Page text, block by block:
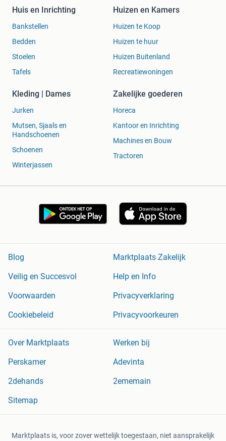
Huis en Inrichting
Bankstellen
Bedden
Stoelen
Tafels
Huizen en Kamers
Huizen te Koop
Huizen te huur
Huizen Buitenland
Recreatiewoningen
Kleding | Dames
Jurken
Mutsen, Sjaals en
Handschoenen
Schoenen
Winterjassen
Zakelijke goederen
Horeca
Kantoor en Inrichting
Machines en Bouw
Tractoren
Blog
Marktplaats Zakelijk
Veilig en Succesvol
Help en Info
Voorwaarden
Privacyverklaring
Cookiebeleid
Privacyvoorkeuren
Over Marktplaats
Werken bij
Perskamer
Adevinta
2dehands
2ememain
Sitemap
Marktplaats is, voor zover wettelijk toegestaan, niet aansprakelijk